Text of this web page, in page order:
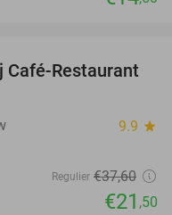
43%
Café-Restaurant
9.9 star
Regulier €37,60
€21 ,50